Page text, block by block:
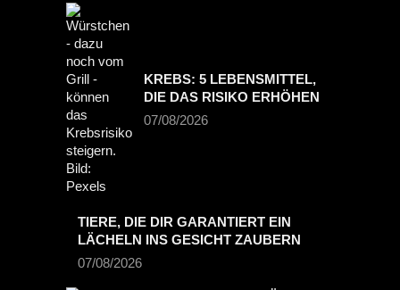
KREBS: 5 LEBENSMITTEL,
DIE DAS RISIKO ERHÖHEN
07/08/2026
TIERE, DIE DIR GARANTIERT EIN
LÄCHELN INS GESICHT ZAUBERN
07/08/2026